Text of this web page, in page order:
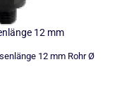
12 mm
12 mm Rohr Ø